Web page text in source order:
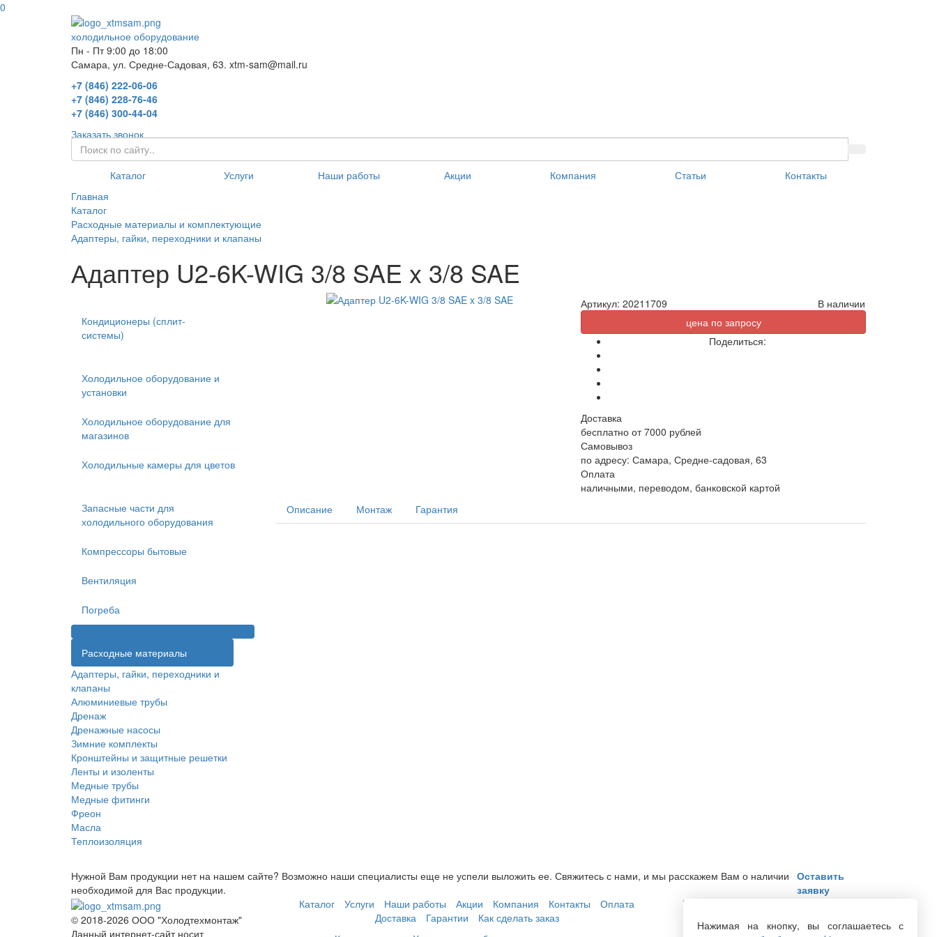
0
холодильное оборудование
Пн - Пт 9:00 до 18:00
Самара, ул. Средне-Садовая, 63. xtm-sam@mail.ru
+7 (846) 222-06-06
+7 (846) 228-76-46
+7 (846) 300-44-04
Заказать звонок
Каталог Услуги Наши работы Акции Компания Статьи
Контакты
Главная
Каталог
Расходные материалы и комплектующие
Адаптеры, гайки, переходники и клапаны
Адаптер U2-6K-WIG 3/8 SAE x 3/8 SAE
Кондиционеры (сплит-
системы)
Холодильное оборудование и
установки
Холодильное оборудование для
магазинов
Холодильные камеры для цветов
Запасные части для
холодильного оборудования
Компрессоры бытовые
Вентиляция
Погреба
Расходные материалы
Адаптеры, гайки, переходники и
клапаны
Алюминиевые трубы
Дренаж
Дренажные насосы
Зимние комплекты
Кронштейны и защитные решетки
Ленты и изоленты
Медные трубы
Медные фитинги
Фреон
Масла
Теплоизоляция
Артикул:20211709
В наличии
цена по запросу
Поделиться:
Доставка
бесплатно от 7000 рублей
Самовывоз
по адресу: Самара, Средне-садовая, 63
Оплата
наличными, переводом, банковской картой
Описание
Монтаж Гарантия
Нужной Вам продукции нет на нашем сайте? Возможно наши специалисты еще не успели выложить ее. Свяжитесь с нами, и мы расскажем Вам о наличии
необходимой для Вас продукции.
Оставить
заявку
© 2018-2026 ООО "Холодтехмонтаж"
Данный интернет-сайт носит
Каталог Услуги Наши работы Акции Компания Контакты
Оплата
Доставка
Гарантии
Как сделать заказ
+7 (846) 228-76-46
Нажимая на кнопку, вы соглашаетесь с